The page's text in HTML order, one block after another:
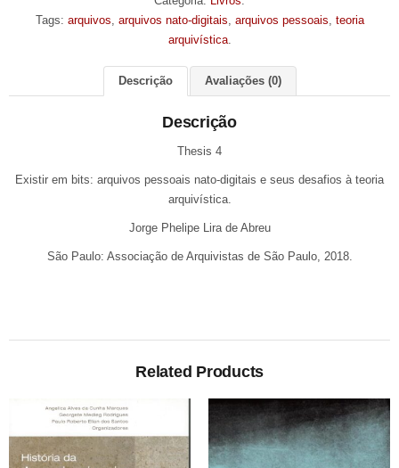
Tags: arquivos arquivos nato-digitais arquivos pessoais teoria
arquivística.
Descrição Avaliações (0)
Descrição
Thesis 4
Existir em bits: arquivos pessoais nato-digitais e seus desafios à teoria
arquivística.
Jorge Phelipe Lira de Abreu
São Paulo: Associação de Arquivistas de São Paulo, 2018.
Related Products